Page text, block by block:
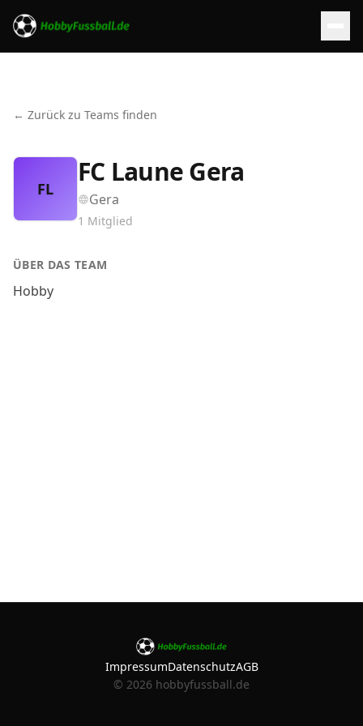
← Zurück zu Teams finden
FL
FC Laune Gera
Gera
1 Mitglied
ÜBER DAS TEAM
Hobby
ImpressumDatenschutzAGB
© 2026 hobbyfussball.de